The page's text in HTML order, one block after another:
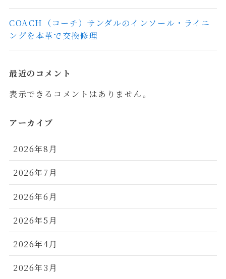
COACH（コーチ）サンダルのインソール・ライニ
ングを本革で交換修理
最近のコメント
表示できるコメントはありません。
アーカイブ
2026年8月
2026年7月
2026年6月
2026年5月
2026年4月
2026年3月